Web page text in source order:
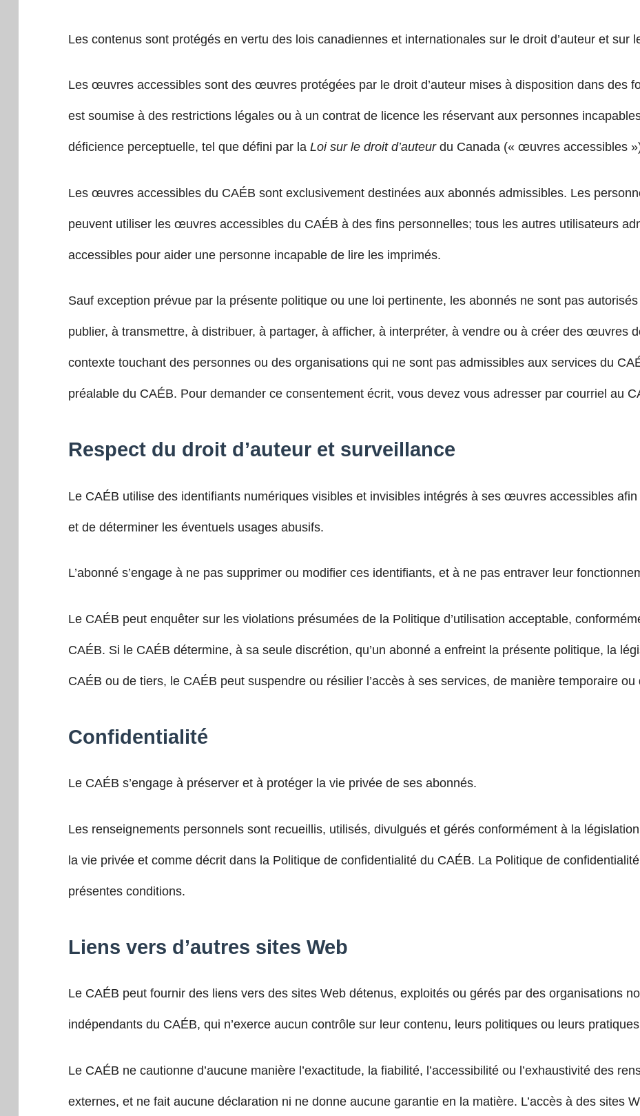
Les contenus sont protégés en vertu des lois canadiennes et internationales sur le droit d’auteur et sur
Les œuvres accessibles sont des œuvres protégées par le droit d’auteur mises à disposition dans des
est soumise à des restrictions légales ou à un contrat de licence les réservant aux personnes
déficience perceptuelle, tel que défini par la Loi sur le droit d’auteurdu Canada (« œuvres accessibles
Les œuvres accessibles du CAÉB sont exclusivement destinées aux abonnés admissibles. Les
peuvent utiliser les œuvres accessibles du CAÉB à des fins personnelles; tous les autres utilisateurs
accessibles pour aider une personne incapable de lire les imprimés.
Sauf exception prévue par la présente politique ou une loi pertinente, les abonnés ne sont pas
publier, à transmettre, à distribuer, à partager, à afficher, à interpréter, à vendre ou à créer des œuvres
contexte touchant des personnes ou des organisations qui ne sont pas admissibles aux services du
préalable du CAÉB. Pour demander ce consentement écrit, vous devez vous adresser par courriel au
Respect du droit d’auteur et surveillance
Le CAÉB utilise des identifiants numériques visibles et invisibles intégrés à ses œuvres accessibles
et de déterminer les éventuels usages abusifs.
L’abonné s’engage à ne pas supprimer ou modifier ces identifiants, et à ne pas entraver leur
Le CAÉB peut enquêter sur les violations présumées de la Politique d’utilisation acceptable,
CAÉB. Si le CAÉB détermine, à sa seule discrétion, qu’un abonné a enfreint la présente politique, la
CAÉB ou de tiers, le CAÉB peut suspendre ou résilier l’accès à ses services, de manière temporaire ou
Confidentialité
Le CAÉB s’engage à préserver et à protéger la vie privée de ses abonnés.
Les renseignements personnels sont recueillis, utilisés, divulgués et gérés conformément à la
la vie privée et comme décrit dans la Politique de confidentialité du CAÉB. La Politique de
présentes conditions.
Liens vers d’autres sites Web
Le CAÉB peut fournir des liens vers des sites Web détenus, exploités ou gérés par des organisations
indépendants du CAÉB, qui n’exerce aucun contrôle sur leur contenu, leurs politiques ou leurs
Le CAÉB ne cautionne d’aucune manière l’exactitude, la fiabilité, l’accessibilité ou l’exhaustivité des
externes, et ne fait aucune déclaration ni ne donne aucune garantie en la matière. L’accès à des sites